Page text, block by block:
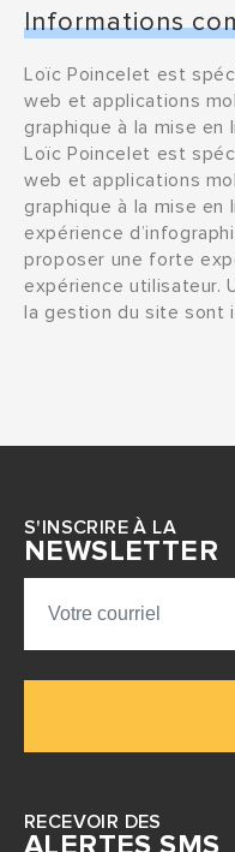
Informations
Loïc Poincelet est
web et applications
graphique à la mise en
Loïc Poincelet est
web et applications
graphique à la mise
expérience
proposer une forte
expérience utilisateur.
la gestion du site sont
S'INSCRIRE À LA
NEWSLETTER
RECEVOIR DES